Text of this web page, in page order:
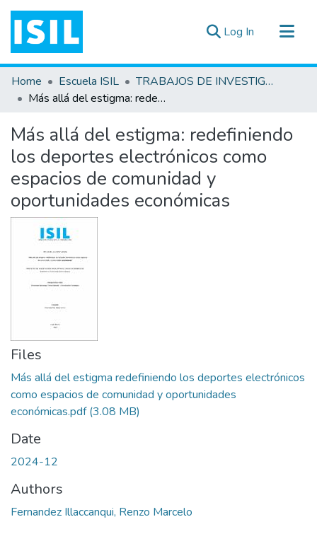
Log In (current)
All of DSpace
Statistics
Documentos ▾
Home Escuela ISIL
TRABAJOS DE INVESTIGACIÓN
Más allá del estigma: redefiniendo los deportes electrónicos como espacios de comunidad y oportunidades económicas
Más allá del estigma: redefiniendo
los deportes electrónicos como
espacios de comunidad y
oportunidades económicas
Files
Más allá del estigma redefiniendo los deportes electrónicos
como espacios de comunidad y oportunidades
económicas.pdf(3.08 MB)
Date
2024-12
Authors
Fernandez Illaccanqui, Renzo Marcelo